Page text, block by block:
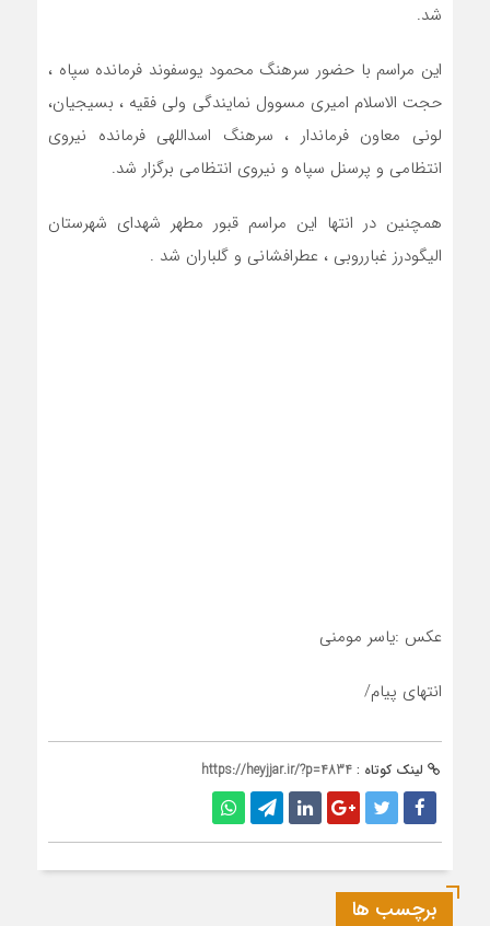
شد.
این مراسم با حضور سرهنگ محمود یوسفوند فرمانده سپاه ،
حجت الاسلام امیری مسوول نمایندگی ولی فقیه ، بسیجیان،
لونی معاون فرماندار ، سرهنگ اسداللهی فرمانده نیروی
انتظامی و پرسنل سپاه و نیروی انتظامی برگزار شد.
همچنین در انتها این مراسم قبور مطهر شهدای شهرستان
الیگودرز غبارروبی ، عطرافشانی و گلباران شد .
عکس :یاسر مومنی
انتهای پیام/
لینک کوتاه : https://heyjjar.ir/?p=4834
برچسب ها